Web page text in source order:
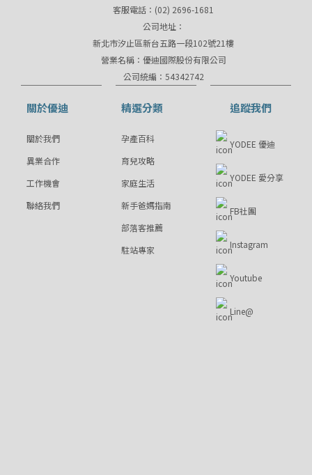
客服電話：(02) 2696-1681
公司地址：
新北市汐止區新台五路一段102號21樓
營業名稱：優迪國際股份有限公司
公司統編：54342742
關於優迪
關於我們
異業合作
工作機會
聯絡我們
精選分類
孕產百科
育兒攻略
家庭生活
新手爸媽指南
部落客推薦
駐站專家
追蹤我們
YODEE 優迪
YODEE 愛分享
FB社團
Instagram
Youtube
Line@